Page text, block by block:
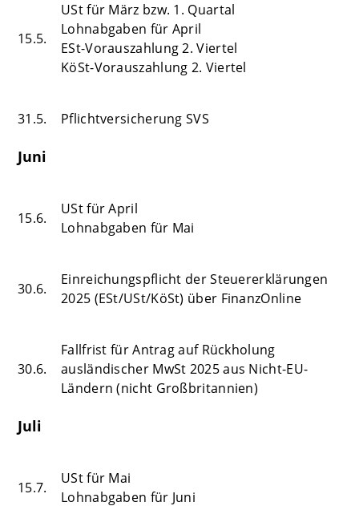
15.5.
USt für März bzw. 1. Quartal
Lohnabgaben für April
ESt-Vorauszahlung 2. Viertel
KöSt-Vorauszahlung 2. Viertel
31.5. Pflichtversicherung SVS
Juni
15.6.
USt für April
Lohnabgaben für Mai
30.6.
Einreichungspflicht der Steuererklärungen
2025 (ESt/USt/KöSt) über FinanzOnline
30.6.
Fallfrist für Antrag auf Rückholung
ausländischer MwSt 2025 aus Nicht-EU-
Ländern (nicht Großbritannien)
Juli
15.7.
USt für Mai
Lohnabgaben für Juni